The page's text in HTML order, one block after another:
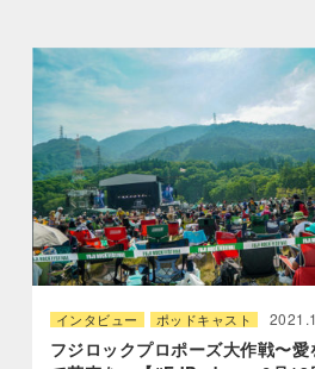
インタビュー ポッドキャスト
フジロックプロポーズ大作戦〜愛